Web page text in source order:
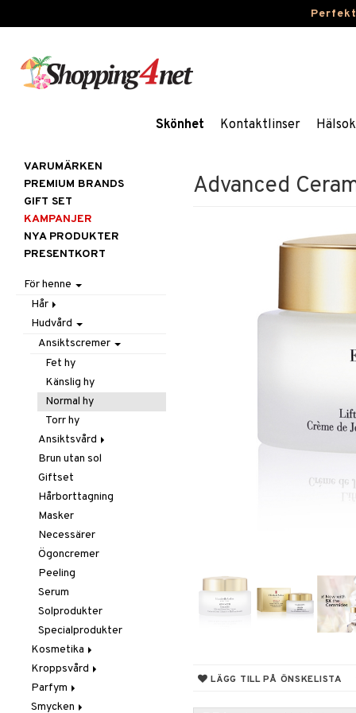
Skönhet Kontaktlinser
Advanced
LÄGG TILL PÅ ÖNSKELISTA
VARUMÄRKEN
PREMIUM BRANDS
GIFT SET
KAMPANJER
NYA PRODUKTER
PRESENTKORT
För henne
Hår
Accessoarer
Balsam
Borstar / Kammar
Elektriska
stylingverktyg
Gift Set
Håravfall
Hårfärg
Hårkur
Inpackning
Leave-in balsam
Schampo
Styling
Glans & Antifrizz
Lockar
Värmeskydd
Vax & Gelé
Volymprodukter
Torrschampo
Hudvård
Ansiktscremer
Fet hy
Känslig hy
Normal hy
Torr hy
Ansiktsvård
Ansiktsvatten
Ögon makeup remover
Rengöring
Brun utan sol
Giftset
Hårborttagning
Masker
Necessärer
Ögoncremer
Peeling
Serum
Solprodukter
Specialprodukter
Kosmetika
Gift Set
Hud
Bronzer & Highlighter
Läppar
Kroppsvård
Badprodukter
Bodylotion
Parfym
Body spray
Smycken